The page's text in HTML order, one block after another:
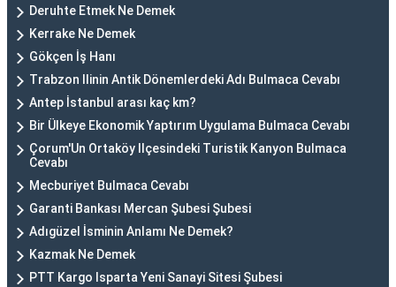
Deruhte Etmek Ne Demek
Kerrake Ne Demek
Gökçen İş Hanı
Trabzon Ilinin Antik Dönemlerdeki Adı Bulmaca Cevabı
Antep İstanbul arası kaç km?
Bir Ülkeye Ekonomik Yaptırım Uygulama Bulmaca Cevabı
Çorum'Un Ortaköy Ilçesindeki Turistik Kanyon Bulmaca
Cevabı
Mecburiyet Bulmaca Cevabı
Garanti Bankası Mercan Şubesi Şubesi
Adıgüzel İsminin Anlamı Ne Demek?
Kazmak Ne Demek
PTT Kargo Isparta Yeni Sanayi Sitesi Şubesi